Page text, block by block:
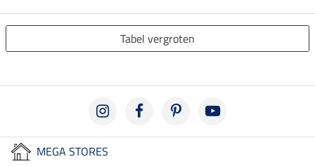
Tabel vergroten
MEGA STORES